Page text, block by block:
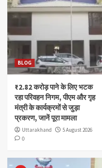
BLOG
₹2.82 करोड़ पाने के लिए भटक
रहा परिवहन निगम, पीएम और गृह
मंत्री के कार्यक्रमों से जुड़ा
प्रकरण, जानें पूरा मामला
Uttarakhand
5 August 2026
0